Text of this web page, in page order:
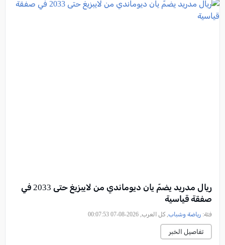
ريال مدريد يضمّ يان ديوماندي من لايبزيغ حتى 2033 في
صفقة قياسية
فئة: رياضة وشباب, كل العرب, 2026-08-07 00:07:53
تفاصيل الخبر